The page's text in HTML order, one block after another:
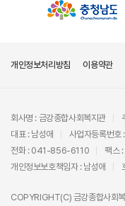
개인정보처리방침 이용약관
회사명 : 금강종합사회복지관
대표 : 남성애
사업자등록번
전화 : 041-856-6110
팩스
개인정보보호책임자 : 남성애
COPYRIGHT(C) 금강종합사회